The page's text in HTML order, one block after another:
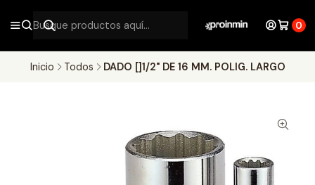
0
Inicio Todos DADO []1/2" DE 16 MM. POLIG. LARGO